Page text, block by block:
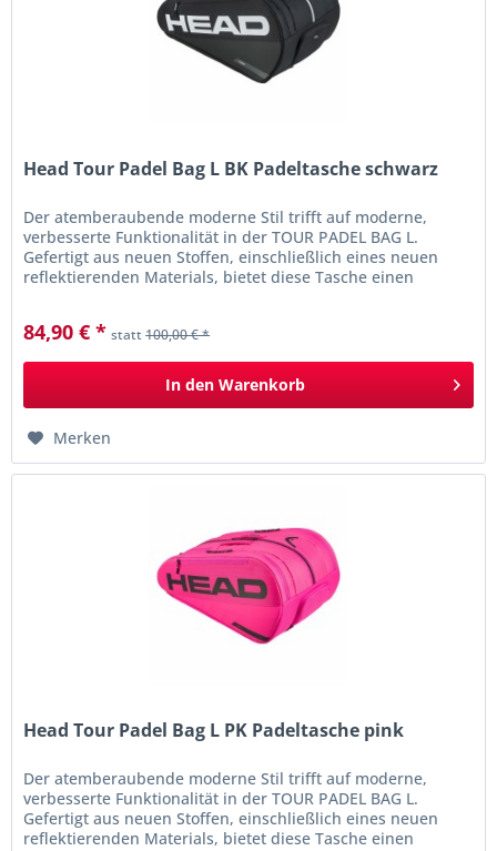
Head Tour Padel Bag L BK Padeltasche schwarz
Der atemberaubende moderne Stil trifft auf moderne,
verbesserte Funktionalität in der TOUR PADEL BAG L.
Gefertigt aus neuen Stoffen, einschließlich eines neuen
reflektierenden Materials, bietet diese Tasche einen
84,90 € * statt100,00 € *
In den Warenkorb
Merken
Head Tour Padel Bag L PK Padeltasche pink
Der atemberaubende moderne Stil trifft auf moderne,
verbesserte Funktionalität in der TOUR PADEL BAG L.
Gefertigt aus neuen Stoffen, einschließlich eines neuen
reflektierenden Materials, bietet diese Tasche einen